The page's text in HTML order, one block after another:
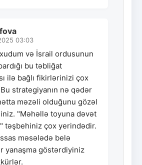
03:03
və İsrail ordusunun
bu təbliğat
ilə bağlı fikirlərinizi çox
strategiyanın nə qədər
məzəli olduğunu gözəl
"Məhəllə toyuna dəvət
təşbehiniz çox yerindədir.
məsələdə belə
yanaşma göstərdiyiniz